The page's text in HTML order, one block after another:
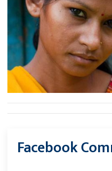
Facebook